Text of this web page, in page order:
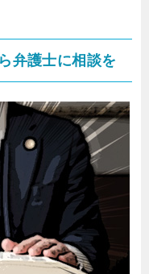
弁護士に相談を